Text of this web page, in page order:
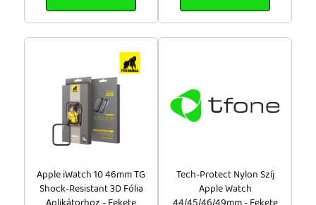
PET+TPU (made in Japan) (1)
PU/Bőr (2)
TPU+PC/Szilikon+Műanyag (17)
Méret
0.15mm (12)
0.15mm, 42mm (1)
0.30mm (1)
0.33mm (2)
Apple iWatch 10 46mm TG
Shock-Resistant 3D Fólia
Aplikátorhoz - Fekete
Tech-Protect Nylon Szíj
Apple Watch
44/45/46/49mm - Fekete